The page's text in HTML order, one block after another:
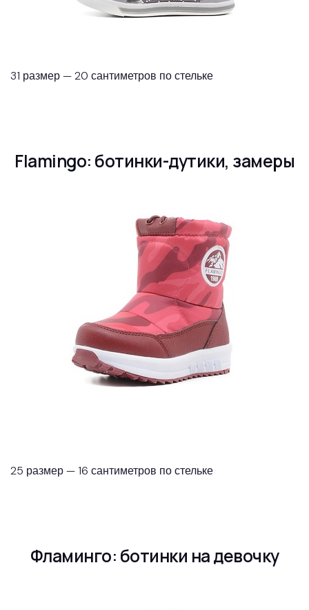
31 размер — 20 сантиметров по стельке
Flamingo: ботинки-дутики, замеры
25 размер — 16 сантиметров по стельке
Фламинго: ботинки на девочку